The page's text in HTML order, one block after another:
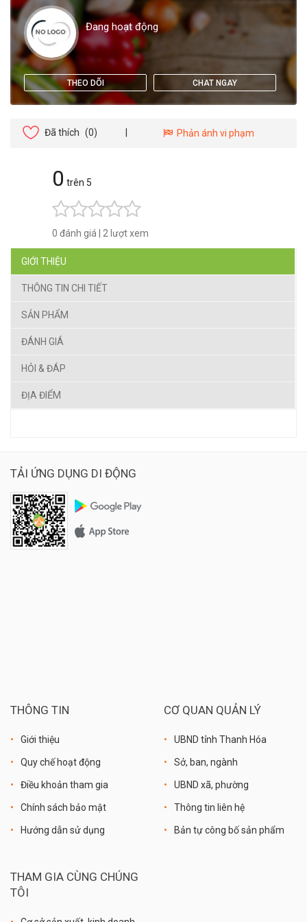
Đang hoạt động
THEO DÕI CHAT NGAY
Đã thích (0) Phản ánh vi phạm
0 trên 5
0 đánh giá 2 lượt xem
GIỚI THIỆU
THÔNG TIN CHI TIẾT
SẢN PHẨM
ĐÁNH GIÁ
HỎI & ĐÁP
ĐỊA ĐIỂM
TẢI ỨNG DỤNG DI ĐỘNG
THÔNG TIN
Giới thiệu
Quy chế hoạt động
Điều khoản tham gia
Chính sách bảo mật
Hướng dẫn sử dụng
CƠ QUAN QUẢN LÝ
UBND tỉnh Thanh Hóa
Sở, ban, ngành
UBND xã, phường
Thông tin liên hệ
Bản tự công bố sản phẩm
THAM GIA CÙNG CHÚNG
TÔI